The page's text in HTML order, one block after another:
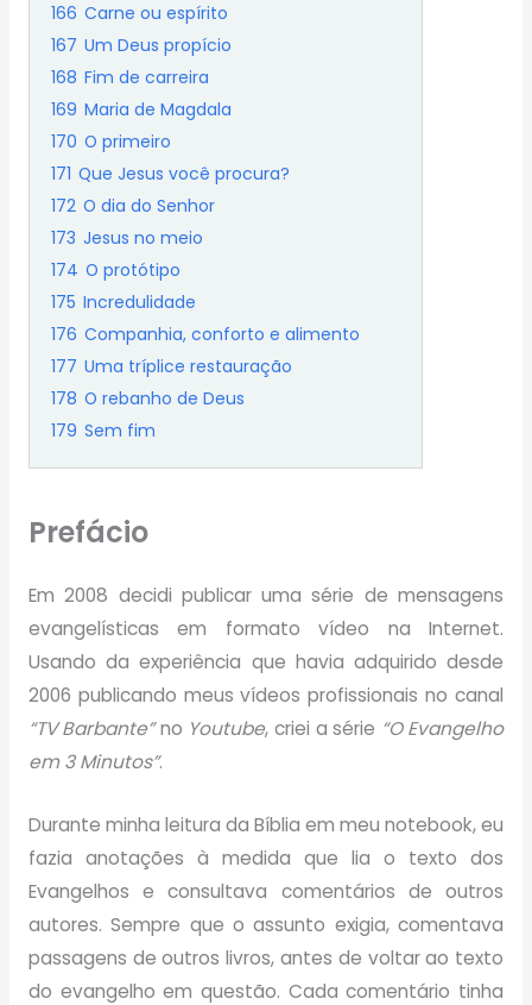
166 Carne ou espírito
167 Um Deus propício
168 Fim de carreira
169 Maria de Magdala
170 O primeiro
171 Que Jesus você procura?
172 O dia do Senhor
173 Jesus no meio
174 O protótipo
175 Incredulidade
176 Companhia, conforto e alimento
177 Uma tríplice restauração
178 O rebanho de Deus
179 Sem fim
Prefácio
Em 2008 decidi publicar uma série de mensagens
evangelísticas em formato vídeo na Internet.
Usando da experiência que havia adquirido desde
2006 publicando meus vídeos profissionais no canal
“TV Barbante”no Youtube, criei a série “O Evangelho
em 3 Minutos”.
Durante minha leitura da Bíblia em meu notebook, eu
fazia anotações à medida que lia o texto dos
Evangelhos e consultava comentários de outros
autores. Sempre que o assunto exigia, comentava
passagens de outros livros, antes de voltar ao texto
do evangelho em questão. Cada comentário tinha